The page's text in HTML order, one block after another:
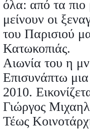
όλα: από τα πιο
μείνουν οι
του Παρισιού
Κατωκοπιάς.
Αιωνία του η
Επισυνάπτω
2010.
Γιώργος
Τέως